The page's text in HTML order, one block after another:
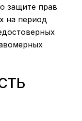
защите прав
на период